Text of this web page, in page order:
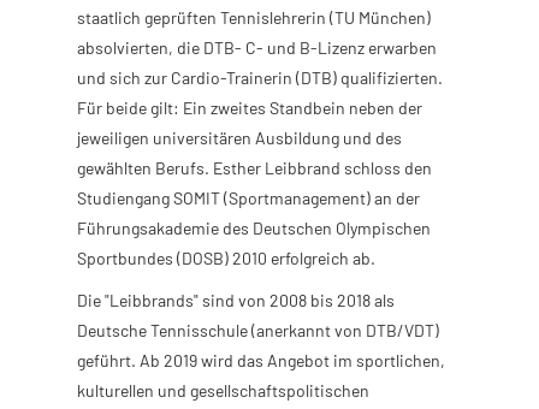
staatlich geprüften Tennislehrerin (TU München)
absolvierten, die DTB- C- und B-Lizenz erwarben
und sich zur Cardio-Trainerin (DTB) qualifizierten.
Für beide gilt: Ein zweites Standbein neben der
jeweiligen universitären Ausbildung und des
gewählten Berufs. Esther Leibbrand schloss den
Studiengang SOMIT (Sportmanagement) an der
Führungsakademie des Deutschen Olympischen
Sportbundes (DOSB) 2010 erfolgreich ab.
Die "Leibbrands" sind von 2008 bis 2018 als
Deutsche Tennisschule (anerkannt von DTB/VDT)
geführt. Ab 2019 wird das Angebot im sportlichen,
kulturellen und gesellschaftspolitischen